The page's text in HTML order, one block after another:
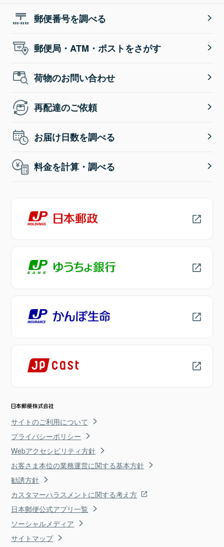
郵便番号を調べる
郵便局・ATM・ポストをさがす
荷物のお問い合わせ
再配達のご依頼
お届け日数を調べる
料金を計算・調べる
サイトのご利用について
プライバシーポリシー
Webアクセシビリティ方針
お客さま本位の業務運営に関する基本方針
勧誘方針
カスタマーハラスメントに関する考え方
日本郵便公式アプリ一覧
ソーシャルメディア
サイトマップ